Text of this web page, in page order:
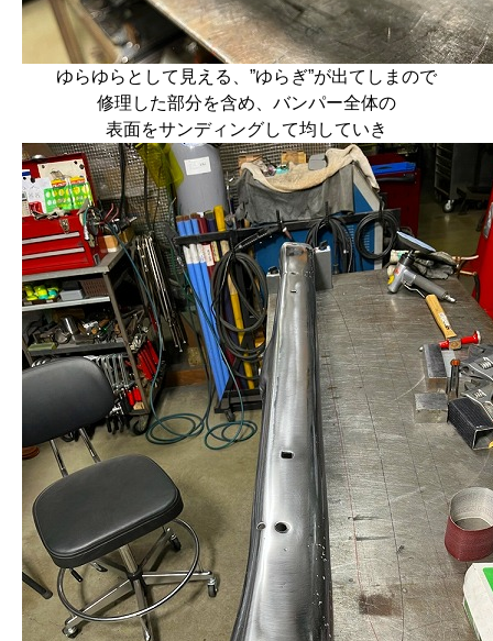
ゆらゆらとして見える、”ゆらぎ”が出てしまので
修理した部分を含め、バンパー全体の
表面をサンディングして均していき